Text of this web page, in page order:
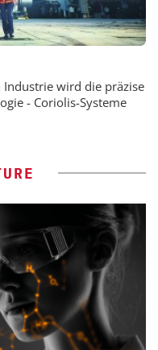
Industrie wird die präzise
- Coriolis-Systeme